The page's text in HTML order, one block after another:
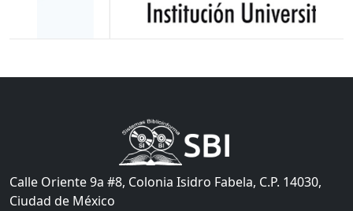
Calle Oriente 9a #8, Colonia Isidro Fabela, C.P. 14030,
Ciudad de México